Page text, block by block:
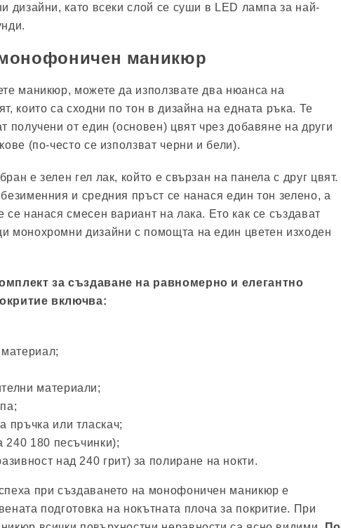
дизайни, като всеки слой се суши в LED лампа за най-
маникюр
маникюр, можете да използвате два нюанса на
които са сходни по тон в дизайна на едната ръка. Те
получени от един (основен) цвят чрез добавяне на други
(по-често се използват черни и бели).
е зелен гел лак, който е свързан на панела с друг цвят.
и средния пръст се нанася един тон зелено, а
се нанася смесен вариант на лака. Ето как се създават
монохромни дизайни с помощта на един цветен изходен
за създаване на равномерно и елегантно
включва:
материали;
пръчка или тласкач;
240 180 песъчинки);
над 240 грит) за полиране на нокти.
при създаването на монофоничен маникюр е
подготовка на нокътната плоча за покритие. При